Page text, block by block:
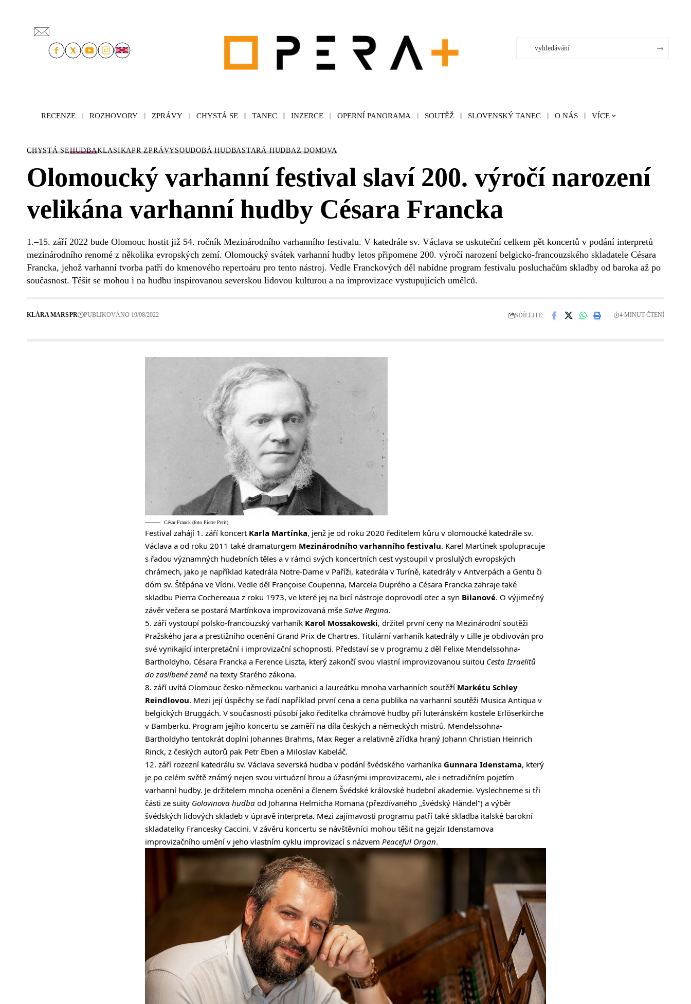
RECENZE ROZHOVORY ZPRÁVY CHYSTÁ SE TANEC INZERCE OPERNÍ PANORAMA SOUTĚŽ SLOVENSKÝ TANEC O NÁS VÍCE
CHYSTÁ SEHUDBAKLASIKAPR ZPRÁVYSOUDOBÁ HUDBASTARÁ HUDBAZ DOMOVA
Olomoucký varhanní festival slaví 200. výročí narození
velikána varhanní hudby Césara Francka
1.–15. září 2022 bude Olomouc hostit již 54. ročník Mezinárodního varhanního festivalu. V katedrále sv. Václava se uskuteční celkem pět koncertů v podání interpretů
mezinárodního renomé z několika evropských zemí. Olomoucký svátek varhanní hudby letos připomene 200. výročí narození belgicko-francouzského skladatele Césara
Francka, jehož varhanní tvorba patří do kmenového repertoáru pro tento nástroj. Vedle Franckových děl nabídne program festivalu posluchačům skladby od baroka až po
současnost. Těšit se mohou i na hudbu inspirovanou severskou lidovou kulturou a na improvizace vystupujících umělců.
KLÁRA MARSPR PUBLIKOVÁNO 19/08/2022 SDÍLEJTE: 4 MINUT ČTENÍ
César Franck (foto Pierre Petit)
Festival zahájí 1. září koncert Karla Martínka, jenž je od roku 2020 ředitelem kůru v olomoucké katedrále sv.
Václava a od roku 2011 také dramaturgem Mezinárodního varhanního festivalu. Karel Martínek spolupracuje
s řadou významných hudebních těles a v rámci svých koncertních cest vystoupil v proslulých evropských
chrámech, jako je například katedrála Notre-Dame v Paříži, katedrála v Turíně, katedrály v Antverpách a Gentu či
dóm sv. Štěpána ve Vídni. Vedle děl Françoise Couperina, Marcela Duprého a Césara Francka zahraje také
skladbu Pierra Cochereaua z roku 1973, ve které jej na bicí nástroje doprovodí otec a syn Bilanové. O výjimečný
závěr večera se postará Martínkova improvizovaná mše Salve Regina.
5. září vystoupí polsko-francouzský varhaník Karol Mossakowski, držitel první ceny na Mezinárodní soutěži
Pražského jara a prestižního ocenění Grand Prix de Chartres. Titulární varhaník katedrály v Lille je obdivován pro
své vynikající interpretační i improvizační schopnosti. Představí se v programu z děl Felixe Mendelssohna-
Bartholdyho, Césara Francka a Ference Liszta, který zakončí svou vlastní improvizovanou suitou Cesta Izraelitů
do zaslíbené země na texty Starého zákona.
8. září uvítá Olomouc česko-německou varhanici a laureátku mnoha varhanních soutěží Markétu Schley
Reindlovou. Mezi její úspěchy se řadí například první cena a cena publika na varhanní soutěži Musica Antiqua v
belgických Bruggách. V současnosti působí jako ředitelka chrámové hudby při luteránském kostele Erlöserkirche
v Bamberku. Program jejího koncertu se zaměří na díla českých a německých mistrů. Mendelssohna-
Bartholdyho tentokrát doplní Johannes Brahms, Max Reger a relativně zřídka hraný Johann Christian Heinrich
Rinck, z českých autorů pak Petr Eben a Miloslav Kabeláč.
12. září rozezní katedrálu sv. Václava severská hudba v podání švédského varhaníka Gunnara Idenstama, který
je po celém světě známý nejen svou virtuózní hrou a úžasnými improvizacemi, ale i netradičním pojetím
varhanní hudby. Je držitelem mnoha ocenění a členem Švédské královské hudební akademie. Vyslechneme si tři
části ze suity Golovinova hudba od Johanna Helmicha Romana (přezdívaného „švédský Händel“) a výběr
švédských lidových skladeb v úpravě interpreta. Mezi zajímavosti programu patří také skladba italské barokní
skladatelky Francesky Caccini. V závěru koncertu se návštěvníci mohou těšit na gejzír Idenstamova
improvizačního umění v jeho vlastním cyklu improvizací s názvem Peaceful Organ.